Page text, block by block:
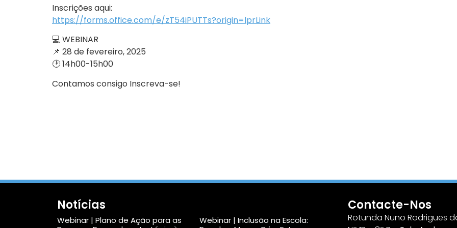
Inscrições aqui:
https://forms.office.com/e/zT54iPUTTs?origin=lprLink
💻 WEBINAR
📌 28 de fevereiro, 2025
🕑 14h00-15h00
Contamos consigo Inscreva-se!
Notícias
Webinar | Plano de Ação para as
Webinar | Inclusão na Escola:
Contacte-Nos
Rotunda Nuno Rodrigues